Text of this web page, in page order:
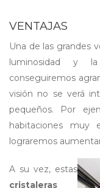
VENTAJAS
Una de las grandes
luminosidad y
conseguiremos
visión no se verá
pequeños. Por
habitaciones muy
lograremos
A su vez, estas
cristaleras